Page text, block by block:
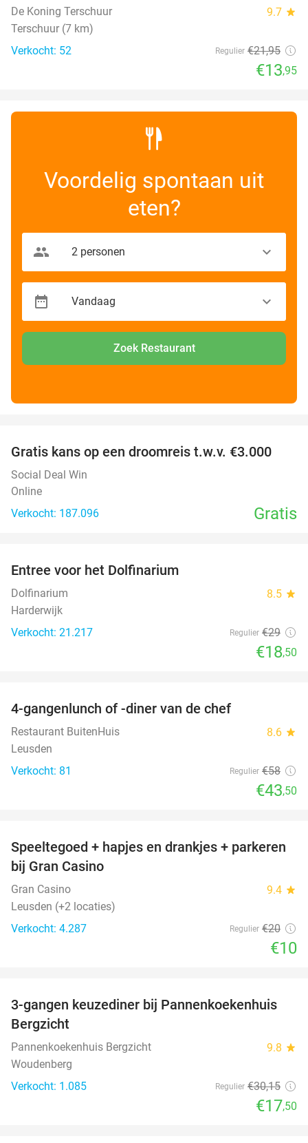
De Koning Terschuur 9.7 star
Terschuur (7 km)
Verkocht: 52
Regulier €21,95
€13,95
Voordelig spontaan uit
eten?
Zoek Restaurant
Gratis kans op een droomreis t.w.v. €3.000
Social Deal Win
Online
Verkocht: 187.096
Gratis
Entree voor het Dolfinarium
Dolfinarium 8.5 star
Harderwijk
Verkocht: 21.217
Regulier €29
€18,50
4-gangenlunch of -diner van de chef
Restaurant BuitenHuis 8.6 star
Leusden
Verkocht: 81
Regulier €58
€43,50
50%
Speeltegoed + hapjes en drankjes + parkeren
bij Gran Casino
Gran Casino 9.4 star
Leusden (+2 locaties)
Verkocht: 4.287
Regulier €20
€10
42%
3-gangen keuzediner bij Pannenkoekenhuis
Bergzicht
Pannenkoekenhuis Bergzicht 9.8 star
Woudenberg
Verkocht: 1.085
Regulier €30,15
€17,50